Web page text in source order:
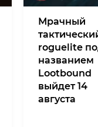
Мрачный
roguelite
названием
Lootbound
выйдет 14
августа